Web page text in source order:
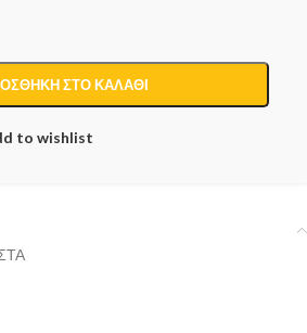
ΣΤΟ ΚΑΛΆΘΙ
to wishlist